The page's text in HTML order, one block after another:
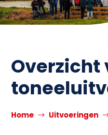
Overzicht
Home Uitvoeringen